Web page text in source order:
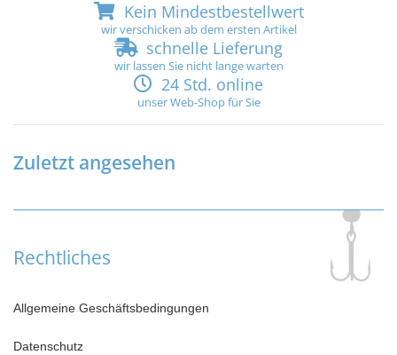
Kein Mindestbestellwert
wir verschicken ab dem ersten Artikel
schnelle Lieferung
wir lassen Sie nicht lange warten
24 Std. online
unser Web-Shop für Sie
Zuletzt angesehen
Rechtliches
Allgemeine Geschäftsbedingungen
Datenschutz